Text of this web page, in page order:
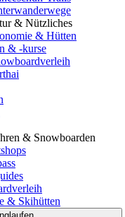
& Nützliches
& Hütten
& -kurse
& Snowboarden
& Skihütten